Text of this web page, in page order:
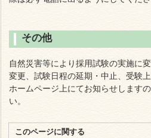
その他
自然災害等により採用試験の実施に
変更、試験日程の延期・中止、受験
ホームページ上にてお知らせします
い。
このページに関する